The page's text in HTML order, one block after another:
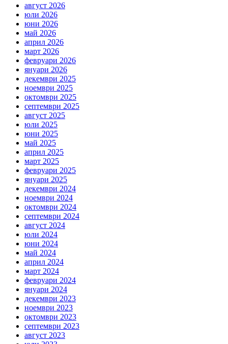
август 2026
юли 2026
юни 2026
май 2026
април 2026
март 2026
февруари 2026
януари 2026
декември 2025
ноември 2025
октомври 2025
септември 2025
август 2025
юли 2025
юни 2025
май 2025
април 2025
март 2025
февруари 2025
януари 2025
декември 2024
ноември 2024
октомври 2024
септември 2024
август 2024
юли 2024
юни 2024
май 2024
април 2024
март 2024
февруари 2024
януари 2024
декември 2023
ноември 2023
октомври 2023
септември 2023
август 2023